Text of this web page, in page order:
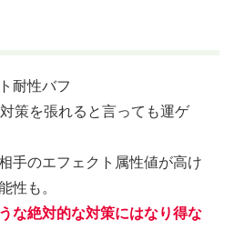
耐性バフ
策を張れると言っても運ゲ
手のエフェクト属性値が高け
性も。
な絶対的な対策にはなり得な